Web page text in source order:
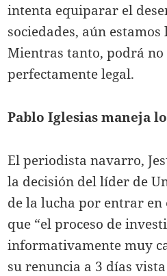
intenta equiparar el
sociedades, aún
Mientras tanto, podrá no
perfectamente legal.
Pablo Iglesias maneja
El periodista navarro,
la decisión del líder de
de la lucha por entrar en
que “el proceso de
informativamente muy
su renuncia a 3 días